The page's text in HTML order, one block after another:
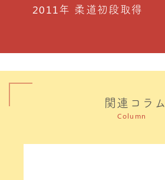
2011年 柔道初段取得
関連コラム
Column